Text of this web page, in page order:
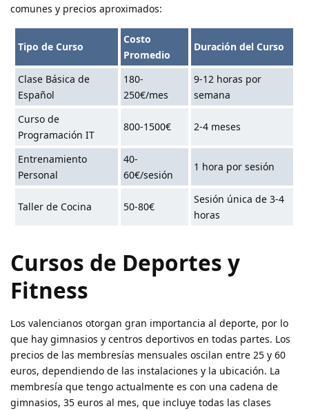
comunes y precios aproximados:
Tipo de Curso
Costo
Promedio
Duración del Curso
Clase Básica de
Español
180-
250€/mes
9-12 horas por
semana
Curso de
Programación IT
800-1500€ 2-4 meses
Entrenamiento
Personal
40-
60€/sesión
1 hora por sesión
Taller de Cocina 50-80€
Sesión única de 3-4
horas
Cursos de Deportes y
Fitness
Los valencianos otorgan gran importancia al deporte, por lo
que hay gimnasios y centros deportivos en todas partes. Los
precios de las membresías mensuales oscilan entre 25 y 60
euros, dependiendo de las instalaciones y la ubicación. La
membresía que tengo actualmente es con una cadena de
gimnasios, 35 euros al mes, que incluye todas las clases